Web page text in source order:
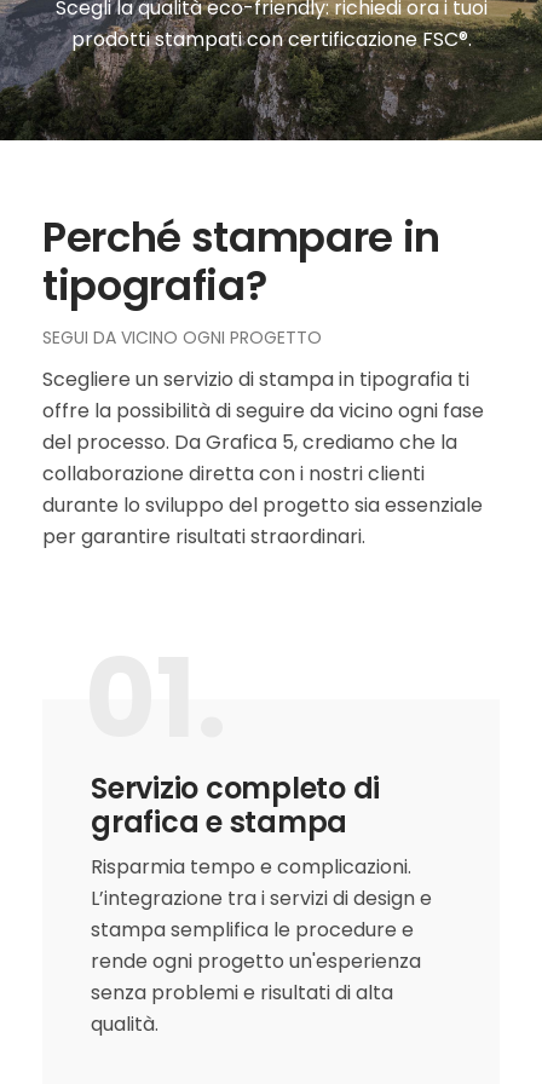
Scegli la qualità eco-friendly: richiedi ora i tuoi
prodotti stampati con certificazione FSC®.
Perché stampare in
tipografia?
SEGUI DA VICINO OGNI PROGETTO
Scegliere un servizio di stampa in tipografia ti
offre la possibilità di seguire da vicino ogni fase
del processo. Da Grafica 5, crediamo che la
collaborazione diretta con i nostri clienti
durante lo sviluppo del progetto sia essenziale
per garantire risultati straordinari.
Servizio completo di
grafica e stampa
Risparmia tempo e complicazioni.
L’integrazione tra i servizi di design e
stampa semplifica le procedure e
rende ogni progetto un'esperienza
senza problemi e risultati di alta
qualità.